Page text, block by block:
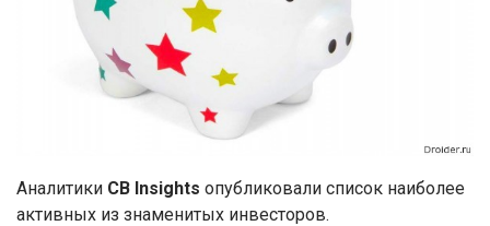
Аналитики CB Insights опубликовали список наиболее
активных из знаменитых инвесторов.